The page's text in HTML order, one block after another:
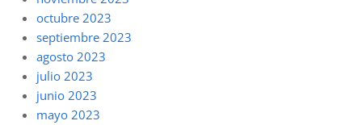
octubre 2023
septiembre 2023
agosto 2023
julio 2023
junio 2023
mayo 2023